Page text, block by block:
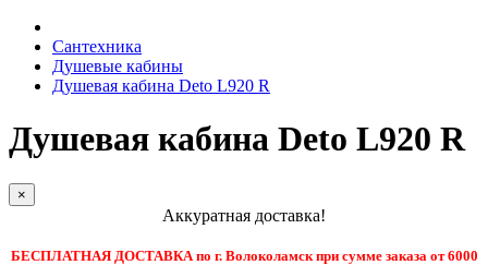
Сантехника
Душевые кабины
Душевая кабина Deto L920 R
Душевая кабина Deto L920 R
×
Аккуратная доставка!
БЕСПЛАТНАЯ ДОСТАВКА по г. Волоколамск при сумме заказа от 6000